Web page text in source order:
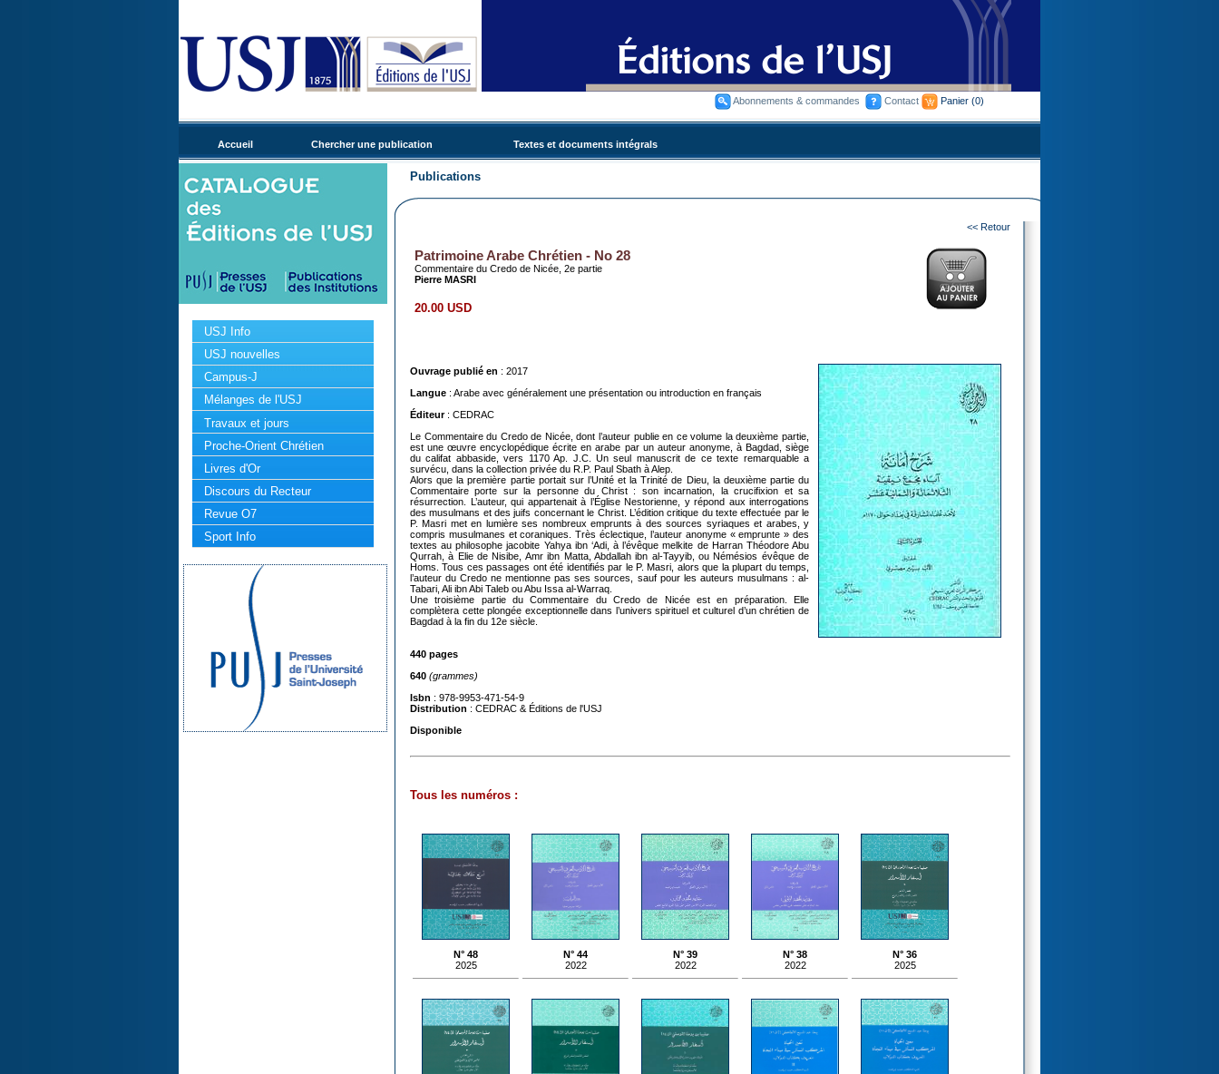
Abonnements & commandes Contact Panier (0)
Accueil Chercher une publication Textes et documents intégrals
USJ Info
USJ nouvelles
Campus-J
Mélanges de l'USJ
Travaux et jours
Proche-Orient Chrétien
Livres d'Or
Discours du Recteur
Revue O7
Sport Info
Publications
<< Retour
Patrimoine Arabe Chrétien - No 28
Commentaire du Credo de Nicée, 2e partie
Pierre MASRI
20.00 USD
Ouvrage publié en : 2017
Langue : Arabe avec généralement une présentation ou introduction en français
Éditeur: CEDRAC
Le Commentaire du Credo de Nicée, dont l’auteur publie en ce volume la deuxième partie,
est une œuvre encyclopédique écrite en arabe par un auteur anonyme, à Bagdad, siège
du califat abbaside, vers 1170 Ap. J.C. Un seul manuscrit de ce texte remarquable a
survécu, dans la collection privée du R.P. Paul Sbath à Alep.
Alors que la première partie portait sur l’Unité et la Trinité de Dieu, la deuxième partie du
Commentaire porte sur la personne du Christ : son incarnation, la crucifixion et sa
résurrection. L’auteur, qui appartenait à l’Église Nestorienne, y répond aux interrogations
des musulmans et des juifs concernant le Christ. L’édition critique du texte effectuée par le
P. Masri met en lumière ses nombreux emprunts à des sources syriaques et arabes, y
compris musulmanes et coraniques. Très éclectique, l’auteur anonyme « emprunte » des
textes au philosophe jacobite Yahya ibn ‘Adi, à l’évêque melkite de Harran Théodore Abu
Qurrah, à Elie de Nisibe, Amr ibn Matta, Abdallah ibn al-Tayyib, ou Némésios évêque de
Homs. Tous ces passages ont été identifiés par le P. Masri, alors que la plupart du temps,
l’auteur du Credo ne mentionne pas ses sources, sauf pour les auteurs musulmans : al-
Tabari, Ali ibn Abi Taleb ou Abu Issa al-Warraq.
Une troisième partie du Commentaire du Credo de Nicée est en préparation. Elle
complètera cette plongée exceptionnelle dans l’univers spirituel et culturel d’un chrétien de
Bagdad à la fin du 12e siècle.
440 pages
640 (grammes)
Isbn : 978-9953-471-54-9
Distribution : CEDRAC & Éditions de l'USJ
Disponible
Tous les numéros :
N° 48
2025
N° 44
2022
N° 39
2022
N° 38
2022
N° 36
2025